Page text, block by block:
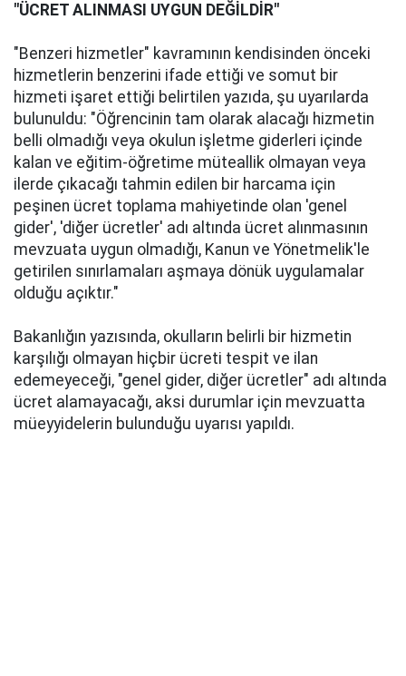
"ÜCRET ALINMASI UYGUN DEĞİLDİR"
"Benzeri hizmetler" kavramının kendisinden önceki
hizmetlerin benzerini ifade ettiği ve somut bir
hizmeti işaret ettiği belirtilen yazıda, şu uyarılarda
bulunuldu: "Öğrencinin tam olarak alacağı hizmetin
belli olmadığı veya okulun işletme giderleri içinde
kalan ve eğitim-öğretime müteallik olmayan veya
ilerde çıkacağı tahmin edilen bir harcama için
peşinen ücret toplama mahiyetinde olan 'genel
gider', 'diğer ücretler' adı altında ücret alınmasının
mevzuata uygun olmadığı, Kanun ve Yönetmelik'le
getirilen sınırlamaları aşmaya dönük uygulamalar
olduğu açıktır."
Bakanlığın yazısında, okulların belirli bir hizmetin
karşılığı olmayan hiçbir ücreti tespit ve ilan
edemeyeceği, "genel gider, diğer ücretler" adı altında
ücret alamayacağı, aksi durumlar için mevzuatta
müeyyidelerin bulunduğu uyarısı yapıldı.